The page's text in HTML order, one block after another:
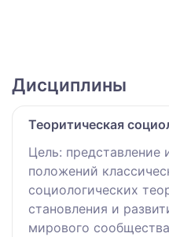
Дисциплины
Теоритическая
Цель: представление
положений
социологических
становления и
мирового